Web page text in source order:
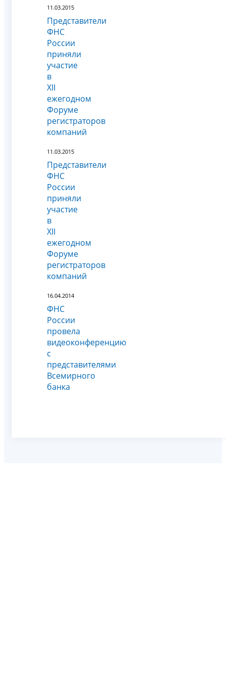
11.03.2015
Представители
ФНС
России
приняли
участие
в
XII
ежегодном
Форуме
регистраторов
компаний
11.03.2015
Представители
ФНС
России
приняли
участие
в
XII
ежегодном
Форуме
регистраторов
компаний
16.04.2014
ФНС
России
провела
видеоконференцию
с
представителями
Всемирного
банка